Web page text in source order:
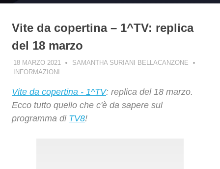
Vite da copertina – 1^TV: replica
del 18 marzo
18 MARZO 2021
SAMANTHA SURIANI BELLACANZONE
INFORMAZIONI
Vite da copertina - 1^TV: replica del 18 marzo.
Ecco tutto quello che c'è da sapere sul
programma di TV8!